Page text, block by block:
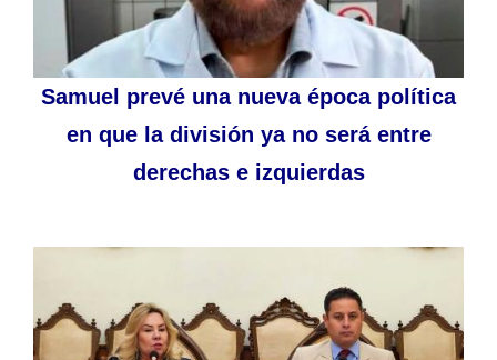
Samuel prevé una nueva época política
en que la división ya no será entre
derechas e izquierdas